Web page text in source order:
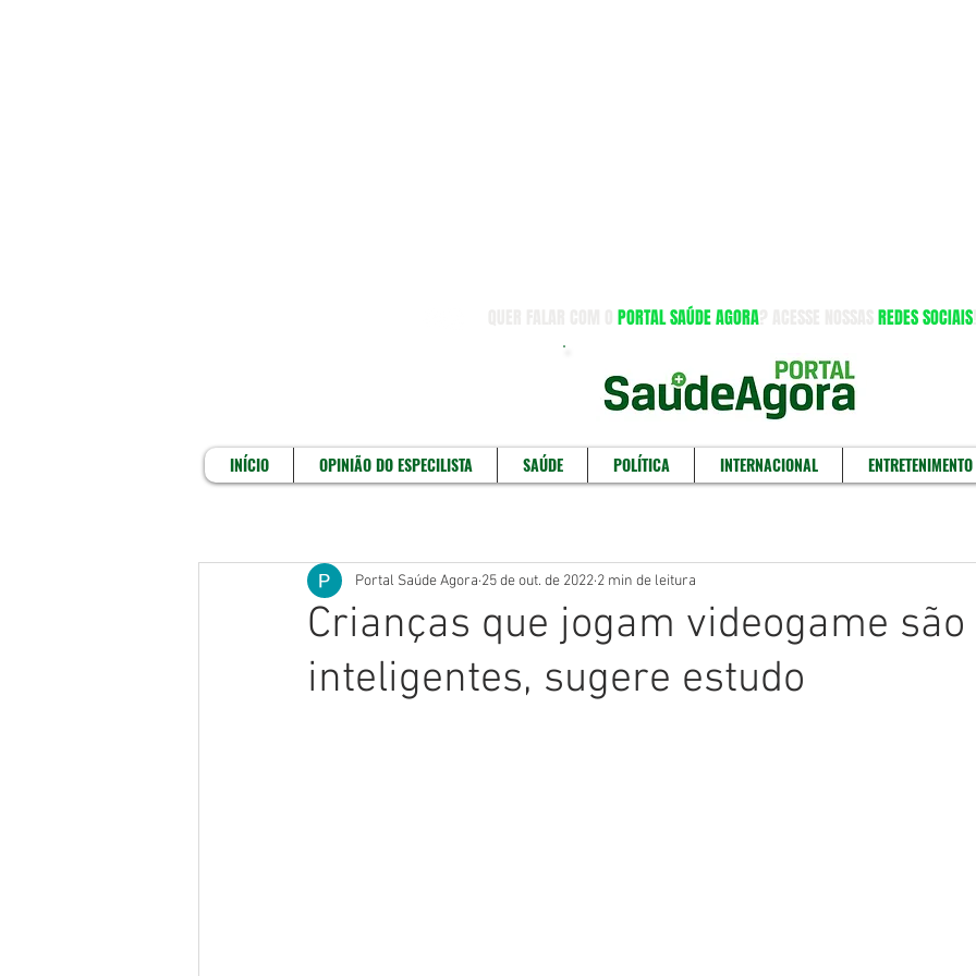
PORTAL SAÚDE AGORA? ACESSE NOSSAS REDES SOCIAIS!
INÍCIO
INÍCIO OPINIÃO DO ESPECILISTA SAÚDE POLÍTICA INTERNACIONAL ENTRETENIMENTO
Crianças que jogam videogame
inteligentes, sugere estudo
Portal Saúde Agora 25 de out. de 2022 2 min de leitura